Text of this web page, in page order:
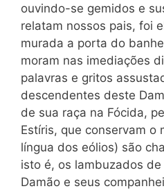
ouvindo-se gemidos e
relatam nossos pais, foi
murada a porta do
moram nas imediações
palavras e gritos
descendentes deste
de sua raça na Fócida,
Estíris, que conservam o
língua dos eólios) são
isto é, os lambuzados
Damão e seus